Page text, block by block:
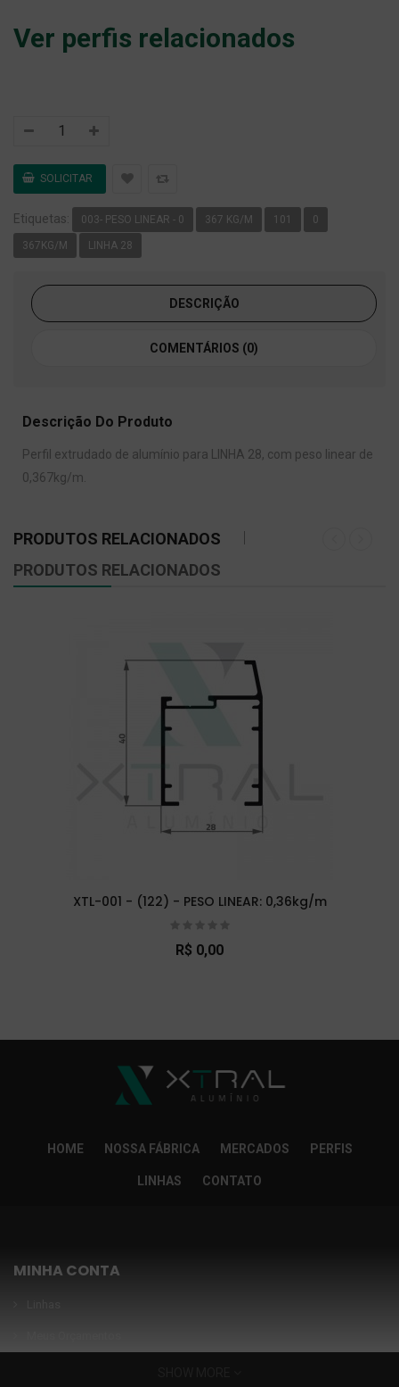
Ver perfis relacionados
Etiquetas: 003- PESO LINEAR - 0 367 KG/M 101 0
367KG/M LINHA 28
DESCRIÇÃO
COMENTÁRIOS (0)
Descrição Do Produto
Perfil extrudado de alumínio para LINHA 28, com peso linear de
0,367kg/m.
PRODUTOS RELACIONADOS
PRODUTOS RELACIONADOS
XTL-001 - (122) - PESO LINEAR: 0,36kg/m
R$ 0,00
HOME NOSSA FÁBRICA MERCADOS PERFIS
LINHAS CONTATO
MINHA CONTA